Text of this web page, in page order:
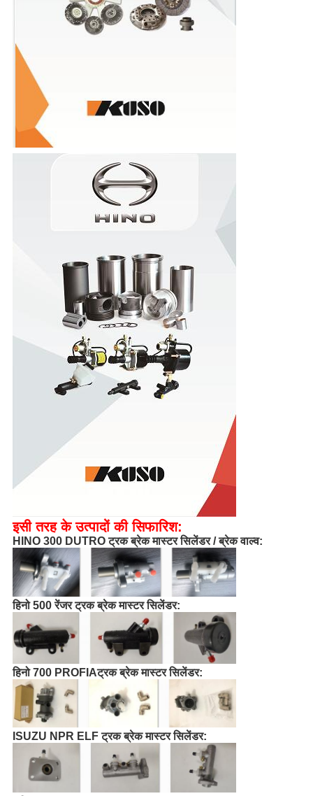
इसी तरह के उत्पादों की सिफारिश:
HINO 300 DUTRO ट्रक ब्रेक मास्टर सिलेंडर / ब्रेक वाल्व:
हिनो 500 रेंजर ट्रक ब्रेक मास्टर सिलेंडर:
हिनो 700 PROFIAट्रक ब्रेक मास्टर सिलेंडर:
ISUZU NPR ELF ट्रक ब्रेक मास्टर सिलेंडर: